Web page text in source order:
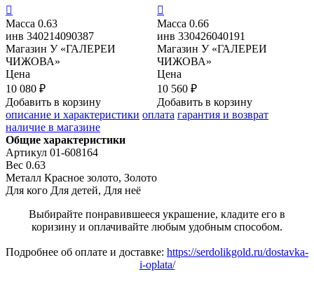

Масса 0.63
инв 340214090387
Магазин У «ГАЛЕРЕИ
ЧИЖОВА»
Цена
10 080 ₽
Добавить в корзину

Масса 0.66
инв 330426040191
Магазин У «ГАЛЕРЕИ
ЧИЖОВА»
Цена
10 560 ₽
Добавить в корзину
описание и характеристики оплата гарантия и возврат
наличие в магазине
Общие характеристики
Артикул 01-608164
Вес 0.63
Металл Красное золото, Золото
Для кого Для детей, Для неё
Выбирайте понравившееся украшение, кладите его в
коризину и оплачивайте любым удобным способом.
Подробнее об оплате и доставке: https://serdolikgold.ru/dostavka-
i-oplata/